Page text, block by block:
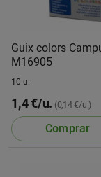
Guix colors
M16905
10 u.
1,4 €/u. (0,14 €/u.)
Comprar